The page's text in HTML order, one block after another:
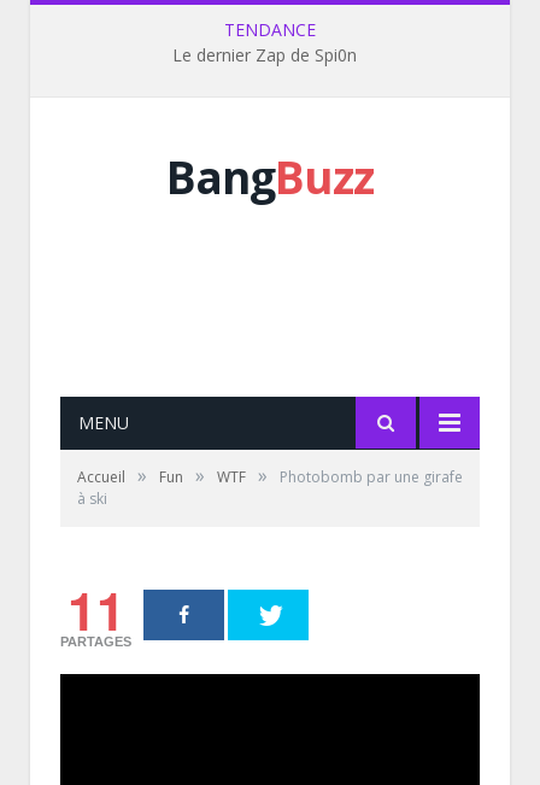
TENDANCE
Le dernier Zap de Spi0n
BangBuzz
MENU
Accueil » Fun » WTF »
Photobomb par une girafe
à ski
11
PARTAGES